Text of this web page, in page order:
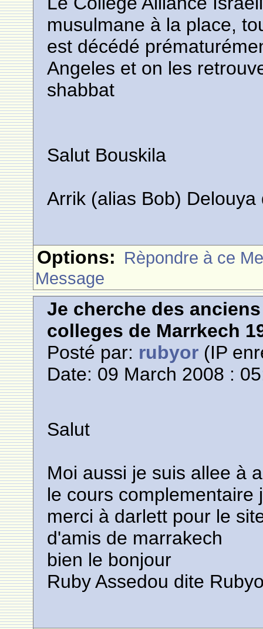
musulmane à la place,
est décédé
Angeles et on les
shabbat
Salut Bouskila
Arrik (alias Bob)
Options: Rèpondre à ce
Message
Je cherche des
colleges de Marrkech
Posté par: rubyor (IP
Date: 09 March 2008 :
Salut
Moi aussi je suis allee à
le cours
merci à darlett pour le
d'amis de marrakech
bien le bonjour
Ruby Assedou dite